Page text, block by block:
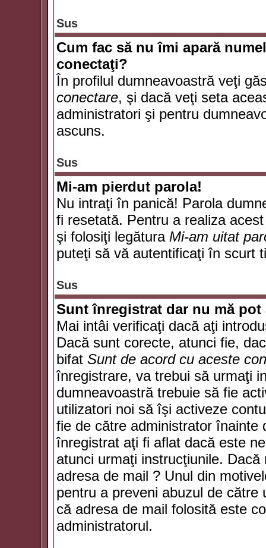
Sus
Cum fac să nu îmi apară
conectaţi?
În profilul dumneavoastră veţi
conectare, şi dacă veţi seta
administratori şi pentru
ascuns.
Sus
Mi-am pierdut parola!
Nu intraţi în panică! Parola
fi resetată. Pentru a realiza
şi folosiţi legătura Mi-am uitat
puteţi să vă autentificaţi în scurt
Sus
Sunt înregistrat dar nu mă
Mai intâi verificaţi dacă aţi
Dacă sunt corecte, atunci fie,
bifat Sunt de acord cu aceste
înregistrare, va trebui să urmaţi
dumneavoastră trebuie să fie
utilizatori noi să îşi activeze
fie de către administrator înainte
înregistrat aţi fi aflat dacă este
atunci urmaţi instrucţiunile.
adresa de mail ? Unul din
pentru a preveni abuzul de către
că adresa de mail folosită este
administratorul.